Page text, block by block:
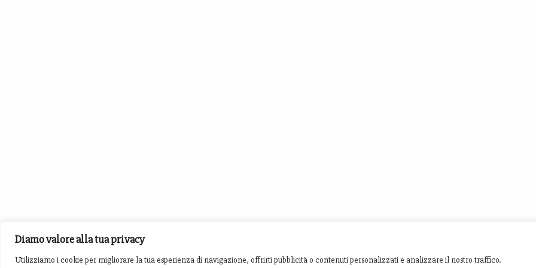
Diamo valore alla tua privacy
Utilizziamo i cookie per migliorare la tua esperienza di navigazione, offrirti pubblicità o contenuti personalizzati e analizzare il nostro traffico.